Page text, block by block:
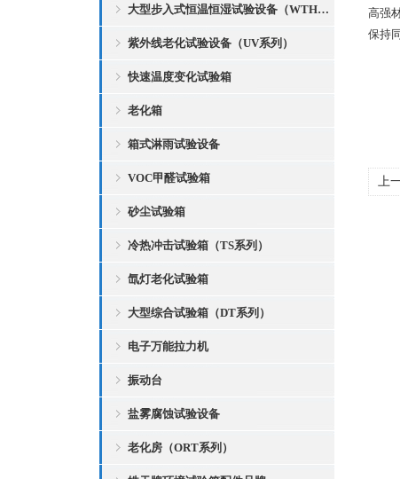
大型步入式恒温恒湿试验设备（WTH系列）
紫外线老化试验设备（UV系列）
快速温度变化试验箱
老化箱
箱式淋雨试验设备
VOC甲醛试验箱
砂尘试验箱
冷热冲击试验箱（TS系列）
氙灯老化试验箱
大型综合试验箱（DT系列）
电子万能拉力机
振动台
盐雾腐蚀试验设备
老化房（ORT系列）
高强
保持
上